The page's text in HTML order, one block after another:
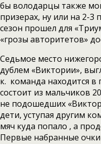
бы володарцы также
призерах, ну или на 2-
сезон прошел для
«грозы авторитетов»
Седьмое место
дублем «Виктории»,
к. команда находится в
состоит из мальчиков
не подошедших
дети, уступая другим
мяч куда попало , а
Первые набранные